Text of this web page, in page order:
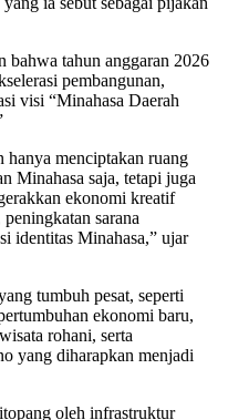
bahwa tahun anggaran 2026
pembangunan,
visi “Minahasa Daerah
hanya menciptakan ruang
Minahasa saja, tetapi juga
ekonomi kreatif
sarana
identitas Minahasa,” ujar
tumbuh pesat, seperti
ekonomi baru,
rohani, serta
yang diharapkan menjadi
oleh infrastruktur